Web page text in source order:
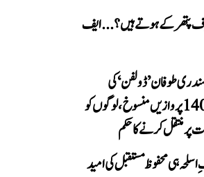
پتھر کے ہوتے ہیں؟...ایف
طوفان ’ڈولفن‘ کی
دستک، 1400 پروازیں منسوخ، لوگوں کو
پر منتقل کرنے کا حکم
اسلحہ ہی محفوظ مستقبل کی امید